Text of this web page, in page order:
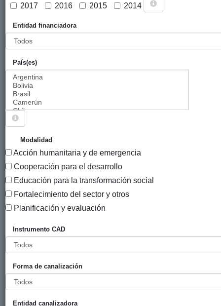
2017
2016 2015 2014
Entidad financiadora
País(es)
Modalidad
Acción humanitaria y de emergencia
Cooperación para el desarrollo
Educación para la transformación social
Fortalecimiento del sector y otros
Planificación y evaluación
Instrumento CAD
Forma de canalización
Entidad canalizadora
PROYECTOS CUYO SECTOR CRS ES
SENSIBILIZACIÓN SOBRE LOS PROBLEMAS
RELACIONADOS CON EL DESARROLLO.
1875 PROYECTOS
Título
Entidad
Plataforma
capacitación
en finanzas
éticas,
comercio
Gipuzkoa